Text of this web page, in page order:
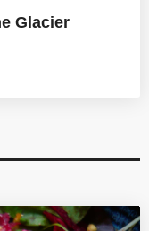
Glacier